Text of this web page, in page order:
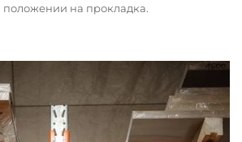
положении на прокладка.